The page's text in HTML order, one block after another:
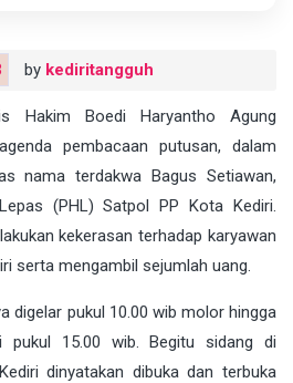
by kediritangguh
Boedi Haryantho Agung
pembacaan putusan, dalam
nama terdakwa Bagus Setiawan,
(PHL) Satpol PP Kota Kediri.
kekerasan terhadap karyawan
serta mengambil sejumlah uang.
digelar pukul 10.00 wib molor hingga
15.00 wib. Begitu sidang di
dinyatakan dibuka dan terbuka